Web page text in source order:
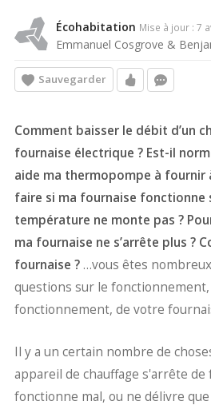
Écohabitation Mise à jour : 7
Emmanuel Cosgrove &
Sauvegarder
Comment baisser le débit d’un
fournaise électrique ? Est-il
aide ma thermopompe à fournir
faire si ma fournaise fonctionne
température ne monte pas ?
ma fournaise ne s’arrête plus ?
fournaise ? …vous êtes
questions sur le
fonctionnement, de votre
Il y a un certain nombre de
appareil de chauffage s'arrête
fonctionne mal, ou ne délivre